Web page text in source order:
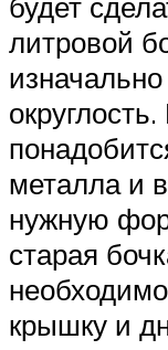
литровой
металла и
нужную
старая
крышку и